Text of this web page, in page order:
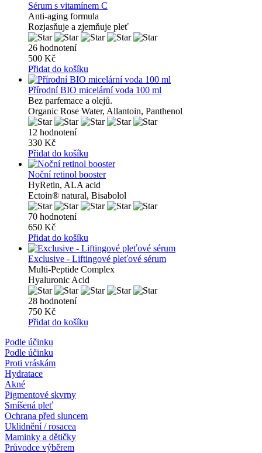
Sérum s vitamínem C
Anti-aging formula
Rozjasňuje a zjemňuje pleť
26 hodnotení
500 Kč
Přidat do košíku
Přírodní BIO micelární voda 100 ml
Bez parfemace a olejů.
Organic Rose Water, Allantoin, Panthenol
12 hodnotení
330 Kč
Přidat do košíku
Noční retinol booster
HyRetin, ALA acid
Ectoin® natural, Bisabolol
70 hodnotení
650 Kč
Přidat do košíku
Exclusive - Liftingové pleťové sérum
Multi-Peptide Complex
Hyaluronic Acid
28 hodnotení
750 Kč
Přidat do košíku
Podle účinku
Podle účinku
Proti vráskám
Hydratace
Akné
Pigmentové skvrny
Smíšená pleť
Ochrana před sluncem
Uklidnění / rosacea
Maminky a dětičky
Průvodce výběrem